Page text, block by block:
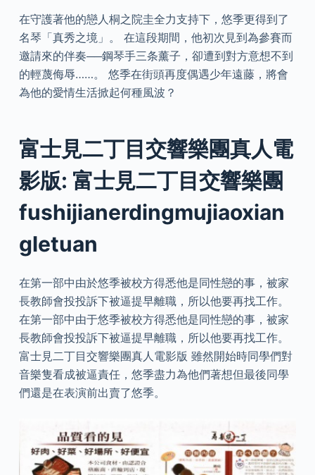
在守護著他的戀人桐之院圭全力支持下，悠季更得到了
名琴「真秀之境」。 在這段期間，他初次見到為參賽而
邀請來的伴奏──鋼琴手三条薰子，卻遭到對方意想不到
的輕蔑侮辱……。 悠季在街頭再度偶遇少年遠藤，將會
為他的愛情生活掀起何種風波？
富士見二丁目交響樂團真人電
影版: 富士見二丁目交響樂團
fushijianerdingmujiaoxian
gletuan
在第一部中由於悠季被校方得悉他是同性戀的事，被家
長教師會投投訴下被逼提早離職，所以他要再找工作。
在第一部中由于悠季被校方得悉他是同性戀的事，被家
長教師會投投訴下被逼提早離職，所以他要再找工作。
富士見二丁目交響樂團真人電影版 雖然開始時同學們對
音樂隻看成被逼責任，悠季盡力為他們著想但最後同學
們還是在表演前出賣了悠季。